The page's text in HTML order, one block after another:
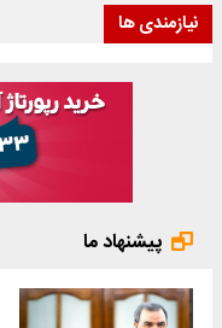
نیازمندی ها
پیشنهاد ما